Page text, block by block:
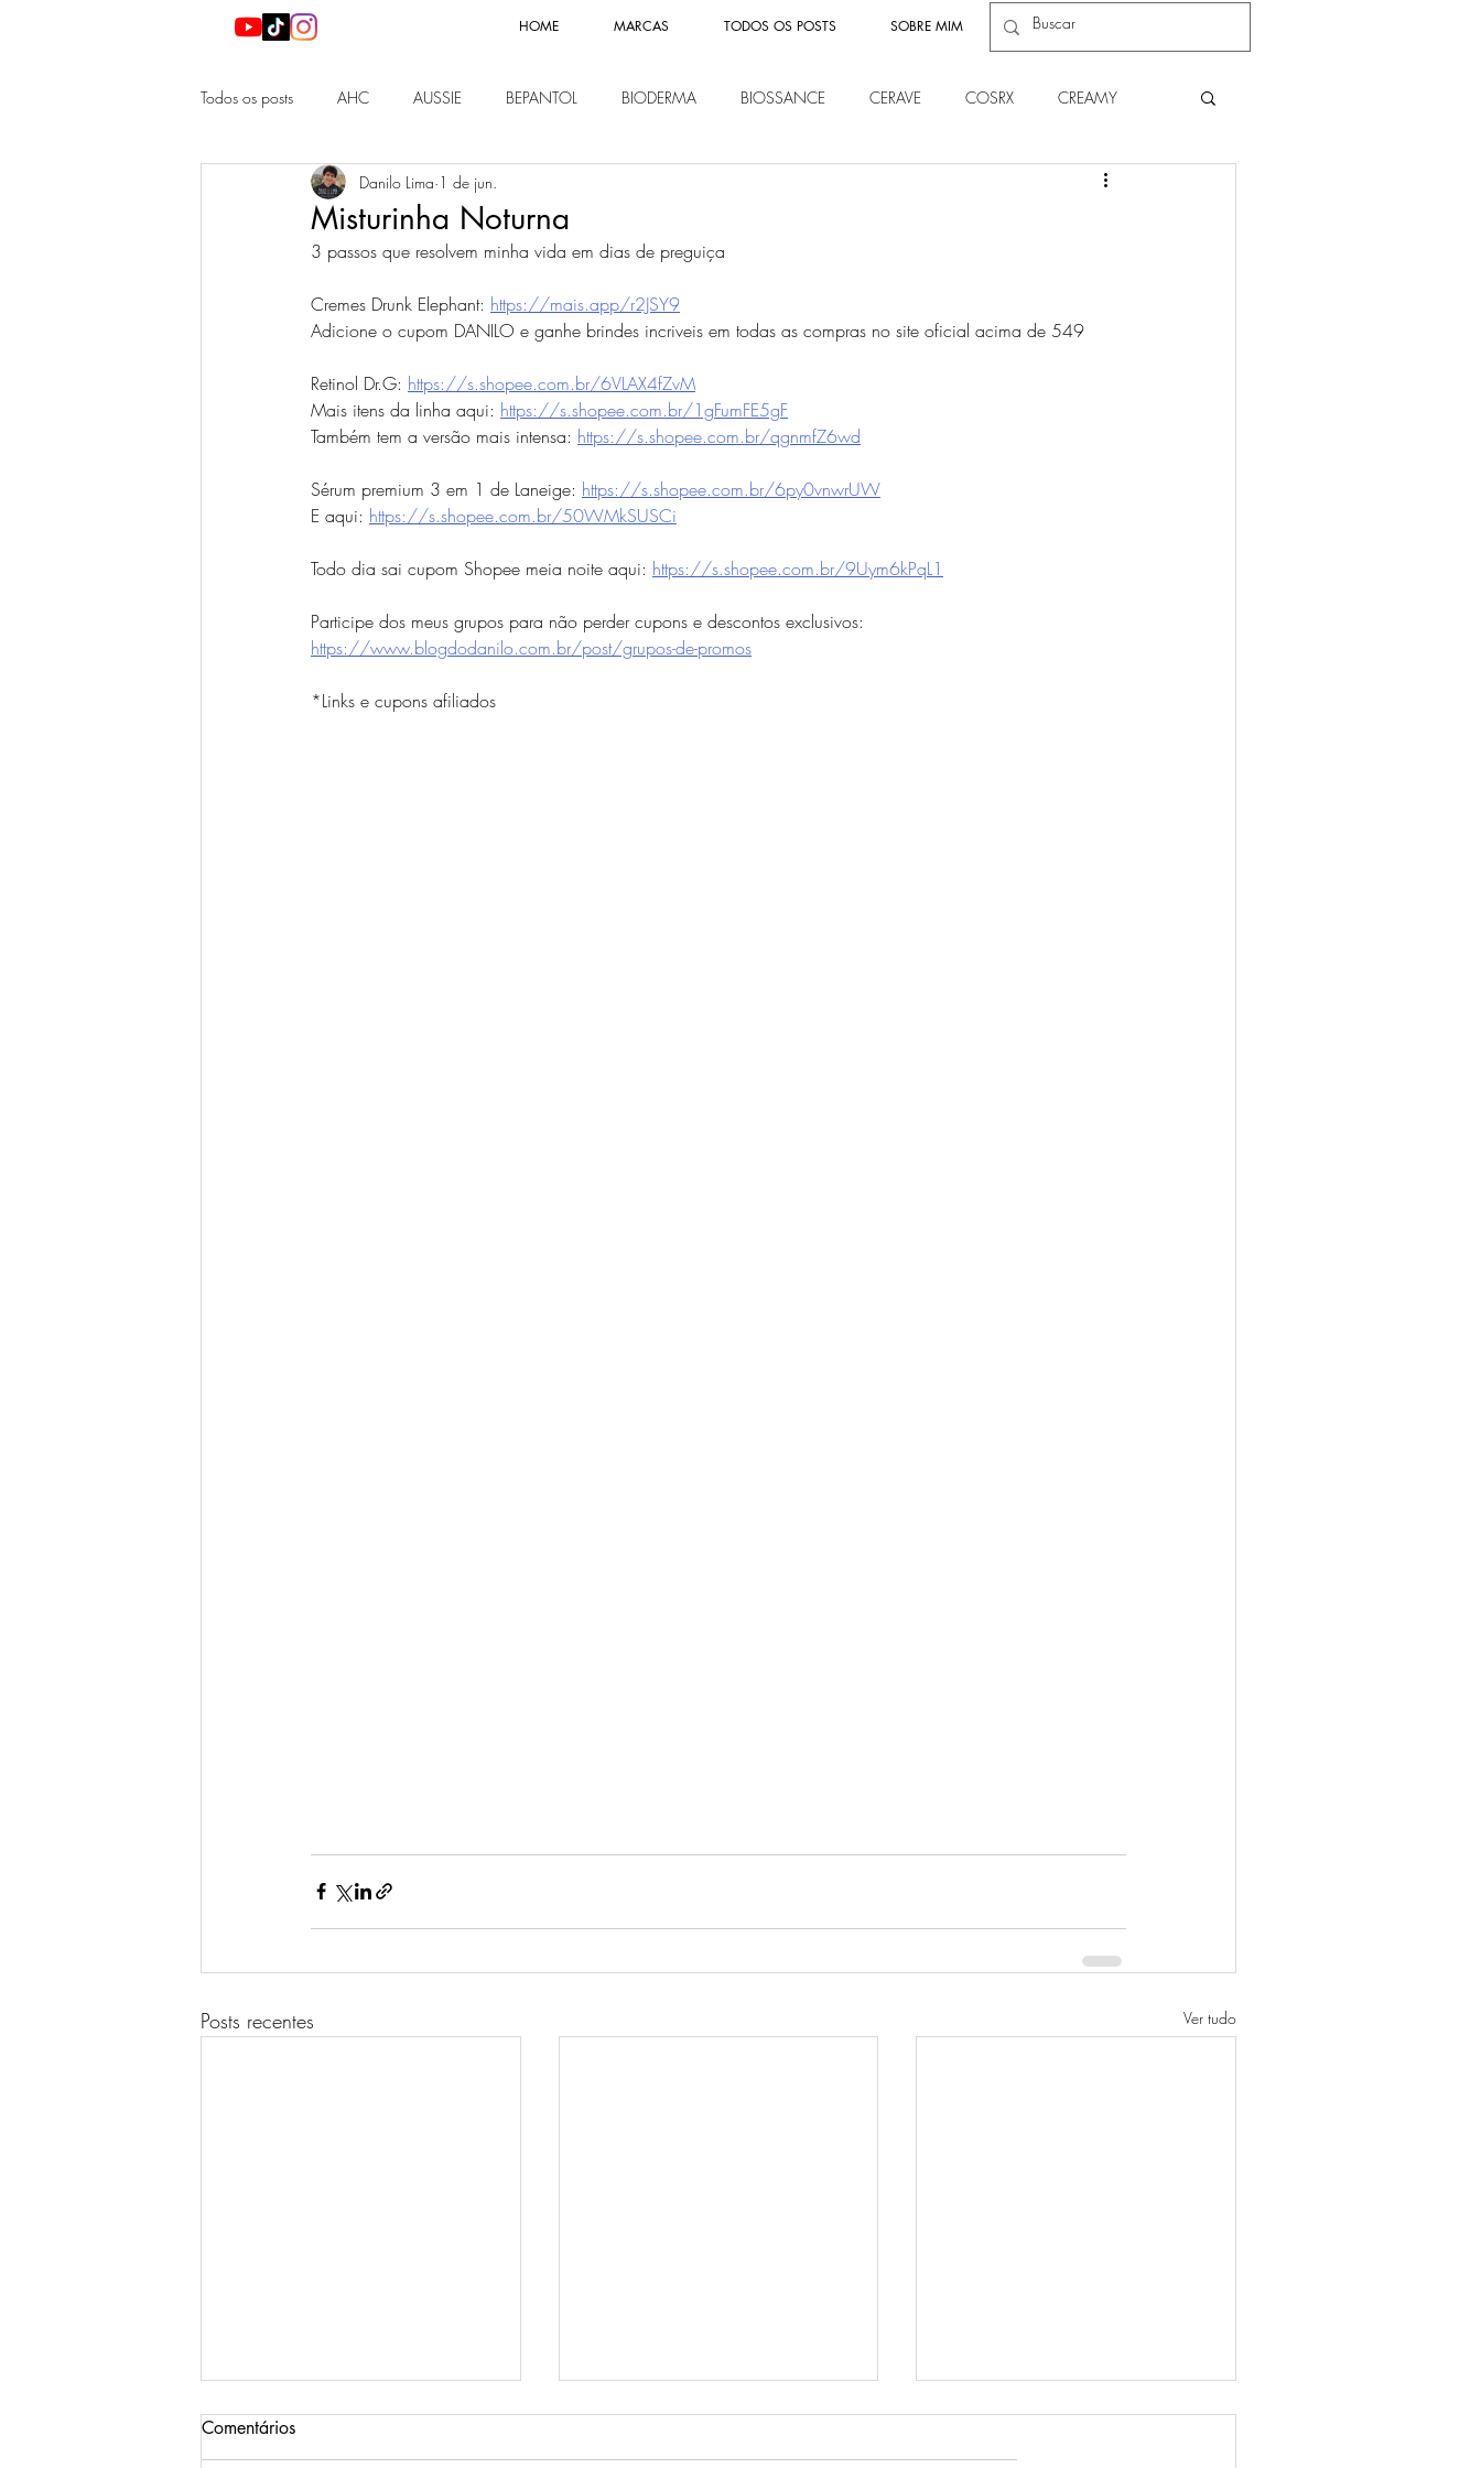
HOME MARCAS TODOS OS POSTS SOBRE MIM
Todos os posts AHC AUSSIE BEPANTOL BIODERMA BIOSSANCE CERAVE COSRX CREAMY
HADA LABO LA ROCHE POSAY
Misturinha Noturna
Danilo Lima 1 de jun.
3 passos que resolvem minha vida em dias de preguiça
Cremes Drunk Elephant: https://mais.app/r2JSY9
Adicione o cupom DANILO e ganhe brindes incriveis em todas as compras no site oficial acima de 549
Retinol Dr.G: https://s.shopee.com.br/6VLAX4fZvM
Mais itens da linha aqui: https://s.shopee.com.br/1gFumFE5gF
Também tem a versão mais intensa: https://s.shopee.com.br/qgnmfZ6wd
Sérum premium 3 em 1 de Laneige: https://s.shopee.com.br/6py0vnwrUW
E aqui: https://s.shopee.com.br/50WMkSUSCi
Todo dia sai cupom Shopee meia noite aqui: https://s.shopee.com.br/9Uym6kPqL1
Participe dos meus grupos para não perder cupons e descontos exclusivos:
https://www.blogdodanilo.com.br/post/grupos-de-promos
*Links e cupons afiliados
Posts recentes Ver tudo
Comentários